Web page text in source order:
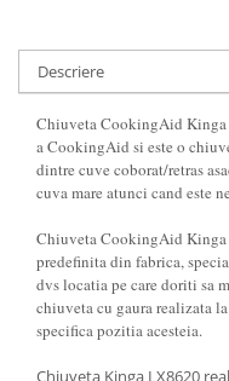
Descriere
Chiuveta CookingAid Kinga
a CookingAid si este o
dintre cuve coborat/retras
cuva mare atunci cand este
Chiuveta CookingAid Kinga
predefinita din fabrica,
dvs locatia pe care doriti sa
chiuveta cu gaura realizata
specifica pozitia acesteia.
Chiuveta Kinga LX8620